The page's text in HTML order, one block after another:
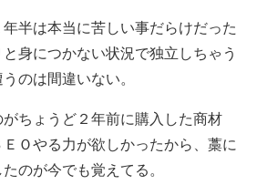
半は本当に苦しい事だらけだった
身につかない状況で独立しちゃう
のは間違いない。
ちょうど２年前に購入した商材
Ｏやる力が欲しかったから、藁に
のが今でも覚えてる。